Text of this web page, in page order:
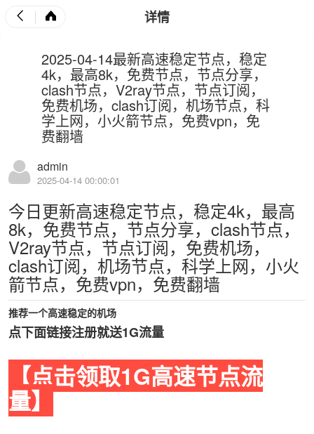
详情
2025-04-14最新高速稳定节点，稳定
4k，最高8k，免费节点，节点分享，
clash节点，V2ray节点，节点订阅，
免费机场，clash订阅，机场节点，科
学上网，小火箭节点，免费vpn，免
费翻墙
admin
2025-04-14 00:00:01
今日更新高速稳定节点，稳定4k，最高
8k，免费节点，节点分享，clash节点，
V2ray节点，节点订阅，免费机场，
clash订阅，机场节点，科学上网，小火
箭节点，免费vpn，免费翻墙
推荐一个高速稳定的机场
点下面链接注册就送1G流量
【点击领取1G高速节点流
量】